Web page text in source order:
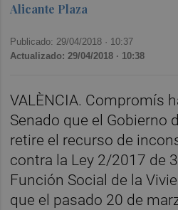
Alicante Plaza
Publicado: 29/04/2018 · 10:37
Actualizado: 29/04/2018 · 10:38
VALÈNCIA. Compromís
Senado que el Gobierno
retire el recurso de
contra la Ley 2/2017 de
Función Social de la
que el pasado 20 de